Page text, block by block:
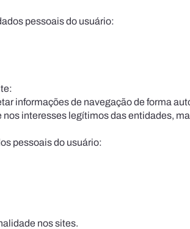
pessoais do usuário:
informações de navegação de forma
interesses legítimos das entidades,
pessoais do usuário:
nos sites.